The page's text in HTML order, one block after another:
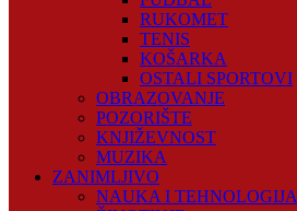
RUKOMET
TENIS
KOŠARKA
OSTALI SPORTOVI
OBRAZOVANJE
POZORIŠTE
KNJIŽEVNOST
MUZIKA
ZANIMLJIVO
NAUKA I TEHNOLOGIJA